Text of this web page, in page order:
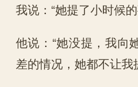
我说：“她提了小时候
他说：“她没提，我向
差的情况，她都不让我